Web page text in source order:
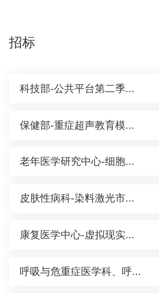
招标
科技部-公共平台第二季...
保健部-重症超声教育模...
老年医学研究中心-细胞...
皮肤性病科-染料激光市...
康复医学中心-虚拟现实...
呼吸与危重症医学科、呼...